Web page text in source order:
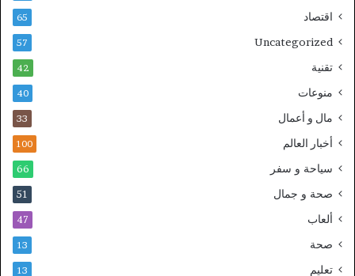
اقتصاد 65
Uncategorized
57
تقنية 42
منوعات 40
مال و أعمال 33
أخبار العالم 100
سياحة و سفر 66
صحة و جمال 51
ألعاب 47
صحة 13
تعليم 13